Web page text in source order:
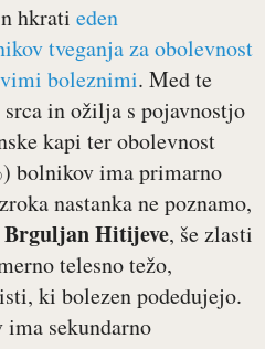
hkrati eden
tveganja za obolevnost
boleznimi. Med te
in ožilja s pojavnostjo
kapi ter obolevnost
bolnikov ima primarno
nastanka ne poznamo,
Hitijeve, še zlasti
telesno težo,
ki bolezen podedujejo.
sekundarno